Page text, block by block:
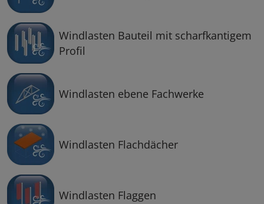
Windlasten Bauteil mit scharfkantigem
Profil
Windlasten ebene Fachwerke
Windlasten Flachdächer
Windlasten Flaggen